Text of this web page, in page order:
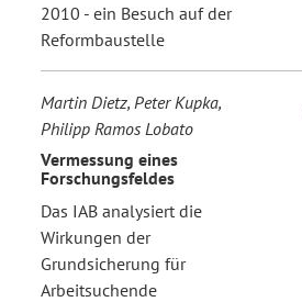
2010 - ein Besuch auf der
Reformbaustelle
Martin Dietz, Peter Kupka,
Philipp Ramos Lobato
Vermessung eines
Forschungsfeldes
Das IAB analysiert die
Wirkungen der
Grundsicherung für
Arbeitsuchende